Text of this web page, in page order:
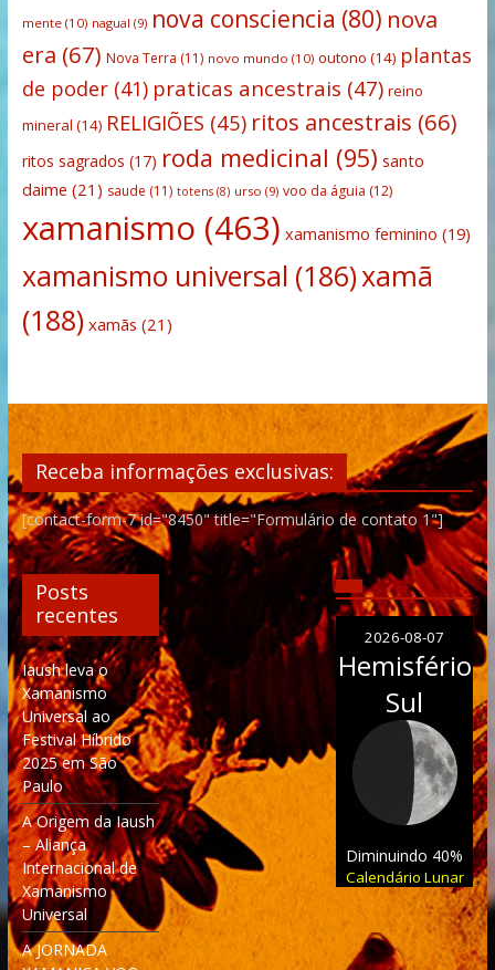
mente(10) nagual (9) nova consciencia (80) nova
era (67) Nova Terra (11) novo mundo (10) outono (14) plantas
de poder(41) praticas ancestrais (47) reino
mineral (14) RELIGIÕES (45) ritos ancestrais (66)
ritos sagrados (17) roda medicinal (95) santo
daime (21) saude (11) totens(8) urso (9) voo da águia (12)
xamanismo (463) xamanismo feminino (19)
xamanismo universal (186)xamã
(188) xamãs (21)
Receba informações exclusivas:
[contact-form-7 id="8450" title="Formulário de contato 1"]
Posts
recentes
Iaush leva o
Xamanismo
Universal ao
Festival Híbrido
2025 em São
Paulo
A Origem da Iaush
– Aliança
Internacional de
Xamanismo
Universal
A JORNADA
2026-08-07
Hemisfério
Sul
Diminuindo 40%
Calendário Lunar